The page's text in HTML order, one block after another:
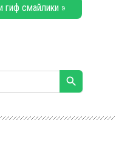
гиф смайлики »